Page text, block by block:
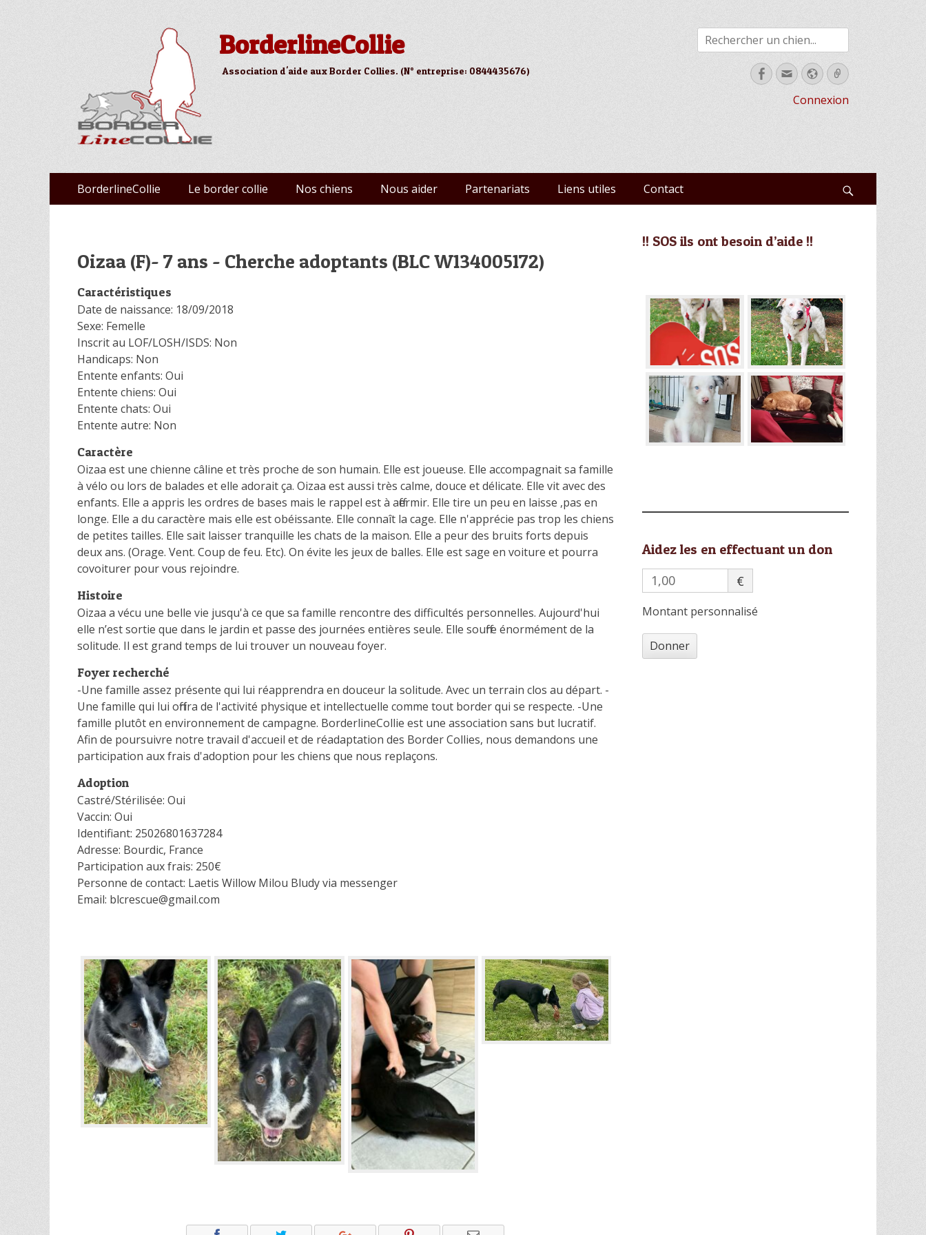
BorderlineCollie
Association d'aide aux Border Collies. (N° entreprise: 0844435676)
Rechercher
Facebook
EmailSite
web
Link
Connexion
Premier menu
BorderlineCollie Le border collie Nos chiens Nous aider Partenariats Liens utiles Contact
Oizaa (F)- 7 ans - Cherche adoptants (BLC W134005172)
Caractéristiques
Date de naissance: 18/09/2018
Sexe: Femelle
Inscrit au LOF/LOSH/ISDS: Non
Handicaps: Non
Entente enfants: Oui
Entente chiens: Oui
Entente chats: Oui
Entente autre: Non
Caractère
Oizaa est une chienne câline et très proche de son humain. Elle est joueuse. Elle accompagnait sa famille
à vélo ou lors de balades et elle adorait ça. Oizaa est aussi très calme, douce et délicate. Elle vit avec des
enfants. Elle a appris les ordres de bases mais le rappel est à affermir. Elle tire un peu en laisse ,pas en
longe. Elle a du caractère mais elle est obéissante. Elle connaît la cage. Elle n'apprécie pas trop les chiens
de petites tailles. Elle sait laisser tranquille les chats de la maison. Elle a peur des bruits forts depuis
deux ans. (Orage. Vent. Coup de feu. Etc). On évite les jeux de balles. Elle est sage en voiture et pourra
covoiturer pour vous rejoindre.
Histoire
Oizaa a vécu une belle vie jusqu'à ce que sa famille rencontre des difficultés personnelles. Aujourd'hui
elle n’est sortie que dans le jardin et passe des journées entières seule. Elle souffre énormément de la
solitude. Il est grand temps de lui trouver un nouveau foyer.
Foyer recherché
-Une famille assez présente qui lui réapprendra en douceur la solitude. Avec un terrain clos au départ. -
Une famille qui lui offrira de l'activité physique et intellectuelle comme tout border qui se respecte. -Une
famille plutôt en environnement de campagne. BorderlineCollie est une association sans but lucratif.
Afin de poursuivre notre travail d'accueil et de réadaptation des Border Collies, nous demandons une
participation aux frais d'adoption pour les chiens que nous replaçons.
Adoption
Castré/Stérilisée: Oui
Vaccin: Oui
Identifiant: 25026801637284
Adresse: Bourdic, France
Participation aux frais: 250€
Personne de contact: Laetis Willow Milou Bludy via messenger
Email: blcrescue@gmail.com
!! SOS ils ont besoin d’aide !!
Aidez les en effectuant un don
€
Montant personnalisé
Donner